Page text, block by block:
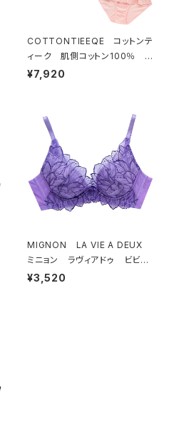
COTTONTIEEQE コットンテ
ィーク 肌側コットン100％ ソ
フトブラ ＆ ショーツセット（ピー
¥7,920
MIGNON LA VIE A DEUX
ミニョン ラヴィアドゥ ビビア
ーナ ブラジャー（ヴィオレッタ）
¥3,520